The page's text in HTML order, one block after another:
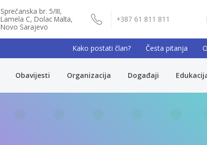
Sprečanska br. 5/III,
Lamela C, Dolac Malta,
Novo Sarajevo
+387 61 811 811
Kako postati član? Česta pitanja
Obavijesti Organizacija Događaji